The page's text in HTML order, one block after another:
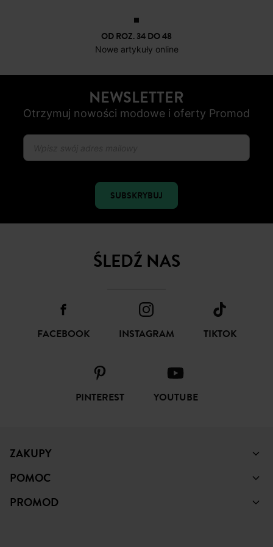
OD ROZ. 34 DO 48
Nowe artykuły online
NEWSLETTER
Otrzymuj nowości modowe i oferty Promod
SUBSKRYBUJ
ŚLEDŹ NAS
FACEBOOK INSTAGRAM TIKTOK
PINTEREST YOUTUBE
ZAKUPY
POMOC
PROMOD